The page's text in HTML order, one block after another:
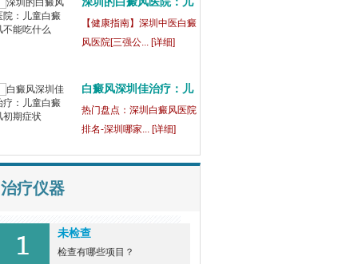
深圳什么医院治疗白癜
风好,白癜风患... [详细]
童
【健康指南】深圳中医白癜
风医院[三强公... [详细]
白癜风深圳佳治疗：儿
童
深圳的医院哪家白癜风
好
治疗仪器
未检查
检查有哪些项目？